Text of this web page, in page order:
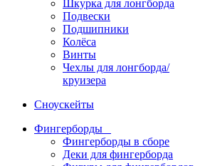
Шкурка для лонгборда
Подвески
Подшипники
Колёса
Винты
Чехлы для лонгборда/
круизера
Сноускейты
Фингерборды
Фингерборды в сборе
Деки для фингерборда